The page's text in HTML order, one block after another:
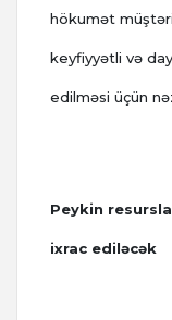
hökumət
keyfiyyətli və
edilməsi üçün
Peykin
ixrac ediləcək